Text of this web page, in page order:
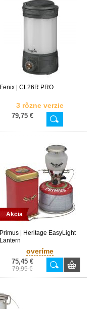
Fenix | CL26R PRO
3 rôzne verzie
79,75 €
Akcia
Primus | Heritage EasyLight
Lantern
overíme
75,45 €
79,95 €